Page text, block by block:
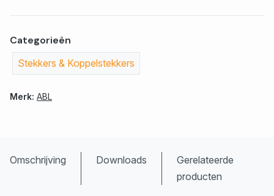
Categorieën
Stekkers & Koppelstekkers
Merk: ABL
Omschrijving Downloads
Gerelateerde
producten